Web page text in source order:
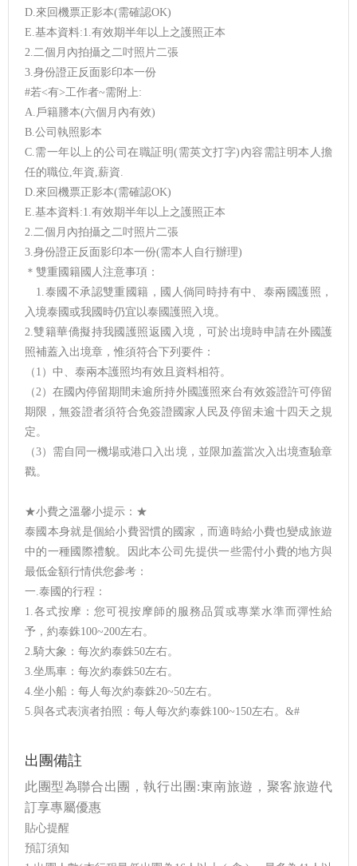
D.來回機票正影本(需確認OK)
E.基本資料:1.有效期半年以上之護照正本
2.二個月內拍攝之二吋照片二張
3.身份證正反面影印本一份
#若<有>工作者~需附上:
A.戶籍謄本(六個月內有效)
B.公司執照影本
C.需一年以上的公司在職証明(需英文打字)內容需註明本人擔
任的職位,年資,薪資.
D.來回機票正影本(需確認OK)
E.基本資料:1.有效期半年以上之護照正本
2.二個月內拍攝之二吋照片二張
3.身份證正反面影印本一份(需本人自行辦理)
＊雙重國籍國人注意事項：
1.泰國不承認雙重國籍，國人倘同時持有中、泰兩國護照，
入境泰國或我國時仍宜以泰國護照入境。
2.雙籍華僑擬持我國護照返國入境，可於出境時申請在外國護
照補蓋入出境章，惟須符合下列要件：
（1）中、泰兩本護照均有效且資料相符。
（2）在國內停留期間未逾所持外國護照來台有效簽證許可停留
期限，無簽證者須符合免簽證國家人民及停留未逾十四天之規
定。
（3）需自同一機場或港口入出境，並限加蓋當次入出境查驗章
戳。
★小費之溫馨小提示：★
泰國本身就是個給小費習慣的國家，而適時給小費也變成旅遊
中的一種國際禮貌。因此本公司先提供一些需付小費的地方與
最低金額行情供您參考：
一.泰國的行程：
1.各式按摩：您可視按摩師的服務品質或專業水準而彈性給
予，約泰銖100~200左右。
2.騎大象：每次約泰銖50左右。
3.坐馬車：每次約泰銖50左右。
4.坐小船：每人每次約泰銖20~50左右。
5.與各式表演者拍照：每人每次約泰銖100~150左右。&#
出團備註
此團型為聯合出團，執行出團:東南旅遊，聚客旅遊代
訂享專屬優惠
貼心提醒
預訂須知